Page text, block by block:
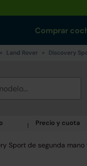
Comprar
Land Rover Discovery
Precio y cuota
Sport de segunda mano